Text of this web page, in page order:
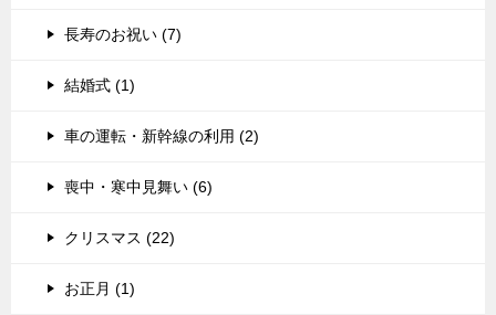
長寿のお祝い (7)
結婚式 (1)
車の運転・新幹線の利用 (2)
喪中・寒中見舞い (6)
クリスマス (22)
お正月 (1)